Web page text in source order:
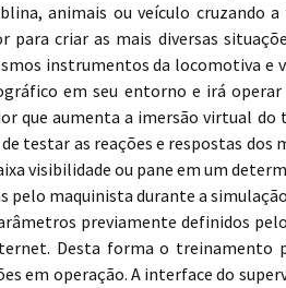
animais ou veículo cruzando
para criar as mais diversas
instrumentos da locomotiva e
em seu entorno e irá
que aumenta a imersão virtual
testar as reações e respostas
visibilidade ou pane em um
pelo maquinista durante a
previamente definidos
Desta forma o treinamento
em operação. A interface do